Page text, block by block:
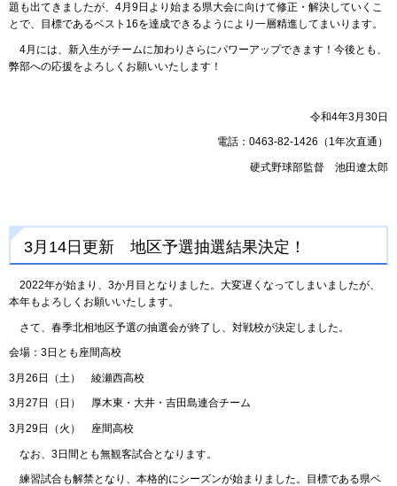
題も出てきましたが、4月9日より始まる県大会に向けて修正・解決していくこ
とで、目標であるベスト16を達成できるようにより一層精進してまいります。
4月には、新入生がチームに加わりさらにパワーアップできます！今後とも、
弊部への応援をよろしくお願いいたします！
令和4年3月30日
電話：0463-82-1426（1年次直通）
硬式野球部監督 池田遼太郎
3月14日更新 地区予選抽選結果決定！
2022年が始まり、3か月目となりました。大変遅くなってしまいましたが、
本年もよろしくお願いいたします。
さて、春季北相地区予選の抽選会が終了し、対戦校が決定しました。
会場：3日とも座間高校
3月26日（土） 綾瀬西高校
3月27日（日） 厚木東・大井・吉田島連合チーム
3月29日（火） 座間高校
なお、3日間とも無観客試合となります。
練習試合も解禁となり、本格的にシーズンが始まりました。目標である県ベ